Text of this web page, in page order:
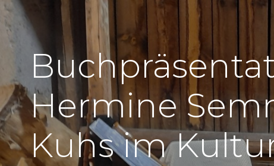
Hermine
Kuhs im